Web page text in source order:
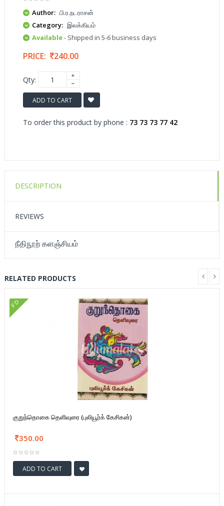
Author: பி.ர.நடராசன்
Category: இலக்கியம்
Available- Shipped in 5-6 business days
PRICE: 240.00
Qty:
ADD TO CART
To order this product by phone : 73 73 73 77 42
DESCRIPTION
REVIEWS
நீதிநூற் களஞ்சியம்
RELATED PRODUCTS
FD
குறுந்தொகை தெளிவுரை (புலியூர்க் கேசிகன்)
350.00
ADD TO CART